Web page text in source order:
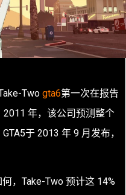
Two gta6第一次在报告
2011 年，该公司预测整个
于 2013 年 9 月发布，
，Take-Two 预计这 14%